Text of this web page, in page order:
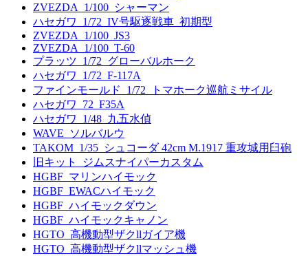
ZVEZDA_1/100_シャーマン
ハセガワ_1/72_IV号駆逐戦車_初期型
ZVEZDA_1/100_JS3
ZVEZDA_1/100_T-60
プラッツ_1/72_グローバルホーク
ハセガワ_1/72_F-117A
ファインモールド_1/72_トマホーク巡航ミサイル
ハセガワ_72_F35A
ハセガワ_1/48_九五水偵
WAVE_ソルバルウ
TAKOM_1/35_シュコーダ 42cm M.1917 重攻城用臼砲
旧キット_ジムスナイパーカスタム
HGBF_マリンハイモック
HGBF_EWACハイモック
HGBF_ハイモックダウン
HGBF_ハイモックキャノン
HGTO_高機動型ザクllガイア機
HGTO_高機動型ザクllマッシュ機